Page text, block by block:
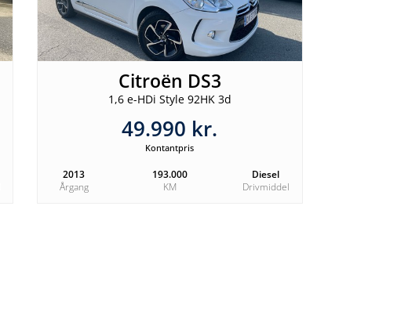
Citroën DS3
1,6 e-HDi Style 92HK 3d
49.990 kr.
Kontantpris
2013
Årgang
193.000
KM
Diesel
Drivmiddel